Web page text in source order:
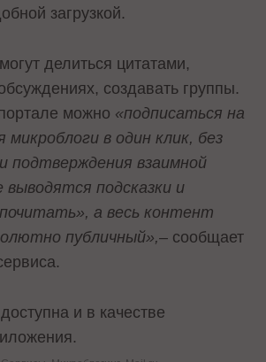
загрузкой.
делиться цитатами,
создавать группы.
можно «подписаться на
микроблоги в один клик, без
подтверждения взаимной
подсказки и
а весь контент
публичный»,– сообщает
и в качестве